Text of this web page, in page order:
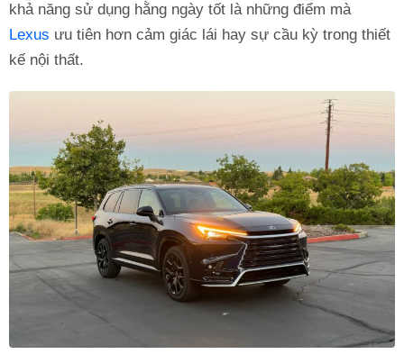
khả năng sử dụng hằng ngày tốt là những điểm mà
Lexus ưu tiên hơn cảm giác lái hay sự cầu kỳ trong thiết
kế nội thất.